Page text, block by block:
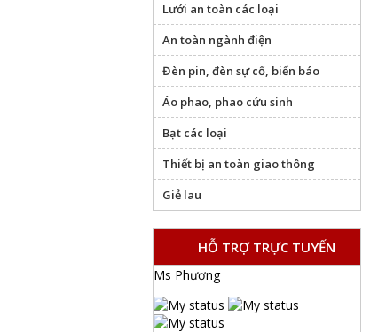
Lưới an toàn các loại
An toàn ngành điện
Đèn pin, đèn sự cố, biển báo
Áo phao, phao cứu sinh
Bạt các loại
Thiết bị an toàn giao thông
Giẻ lau
HỖ TRỢ TRỰC TUYẾN
Ms Phương